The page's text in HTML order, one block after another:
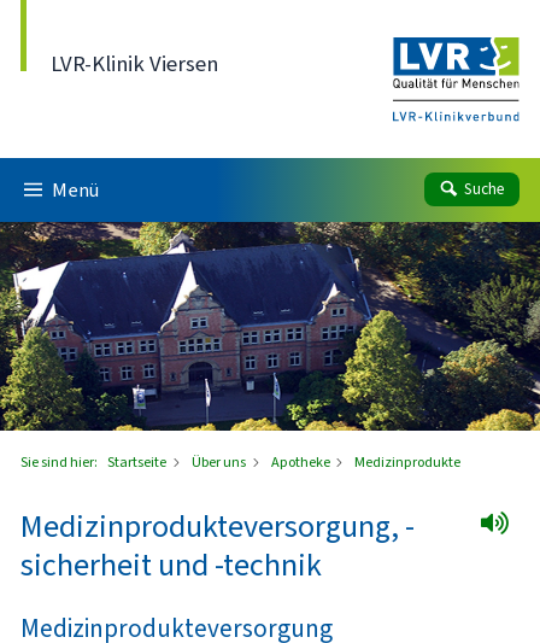
LVR-Klinik Viersen
Menü Suche
Sie sind hier: Startseite Über uns Apotheke Medizinprodukte
Medizinprodukteversorgung, -
sicherheit und -technik
Medizinprodukteversorgung